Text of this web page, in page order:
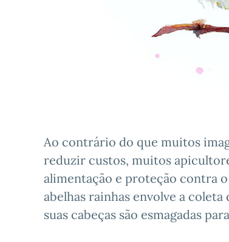
Ao contrário do que muitos
reduzir custos, muitos
alimentação e proteção contra
abelhas rainhas envolve a
suas cabeças são esmagadas